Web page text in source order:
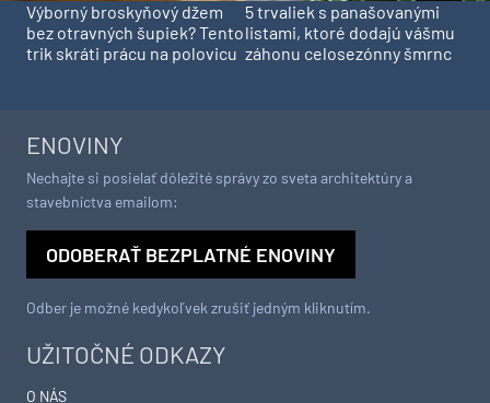
Výborný broskyňový džem
bez otravných šupiek? Tento
trik skráti prácu na polovicu
5 trvaliek s panašovanými
listami, ktoré dodajú vášmu
záhonu celosezónny šmrnc
UŽITOČNÉ ODKAZY
O NÁS
ENOVINY
Nechajte si posielať dôležité správy zo sveta architektúry a
stavebníctva emailom:
ODOBERAŤ BEZPLATNÉ ENOVINY
Odber je možné kedykoľvek zrušiť jedným kliknutím.